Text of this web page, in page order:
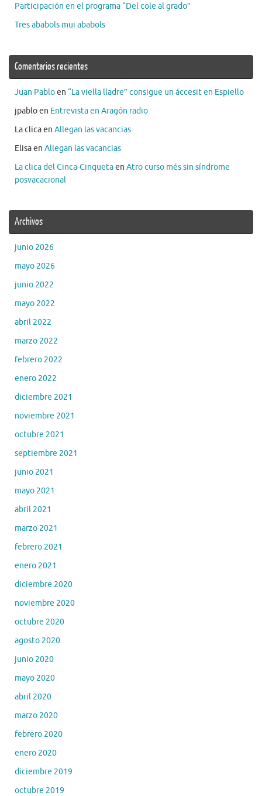
Participación en el programa “Del cole al grado”
Tres ababols mui ababols
Comentarios recientes
Juan Pabloen “La viella lladre” consigue un áccesit en Espiello
jpabloen Entrevista en Aragón radio
La clicaen Allegan las vacancias
Elisaen Allegan las vacancias
La clica del Cinca-Cinquetaen Atro curso més sin síndrome
posvacacional
Archivos
junio 2026
mayo 2026
junio 2022
mayo 2022
abril 2022
marzo 2022
febrero 2022
enero 2022
diciembre 2021
noviembre 2021
octubre 2021
septiembre 2021
junio 2021
mayo 2021
abril 2021
marzo 2021
febrero 2021
enero 2021
diciembre 2020
noviembre 2020
octubre 2020
agosto 2020
junio 2020
mayo 2020
abril 2020
marzo 2020
febrero 2020
enero 2020
diciembre 2019
octubre 2019